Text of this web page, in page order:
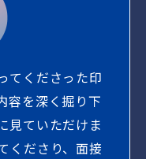
てくださった印
容を深く掘り下
見ていただけま
くださり、面接